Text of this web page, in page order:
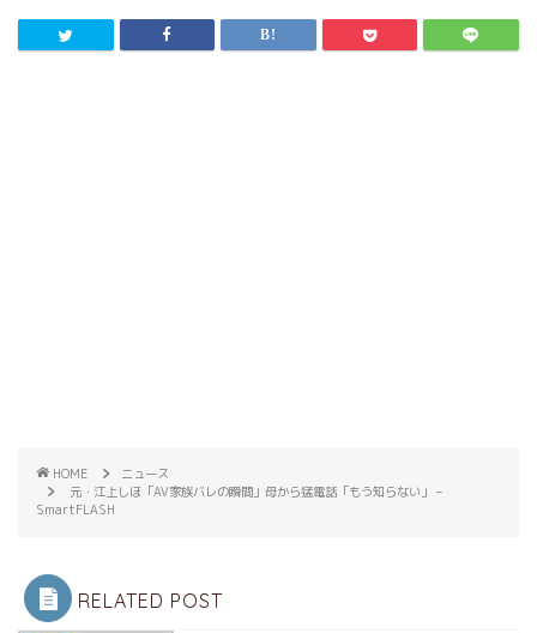
HOME
ニュース
元・江上しほ「AV家族バレの瞬間」母から猛電話「もう知らない」 –
SmartFLASH
RELATED POST